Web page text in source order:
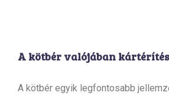
A kötbér valójában
A kötbér egyik legfontosabb